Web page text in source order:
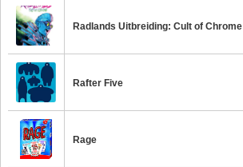
Radlands Uitbreiding: Cult of Chrome
Rafter Five
Rage